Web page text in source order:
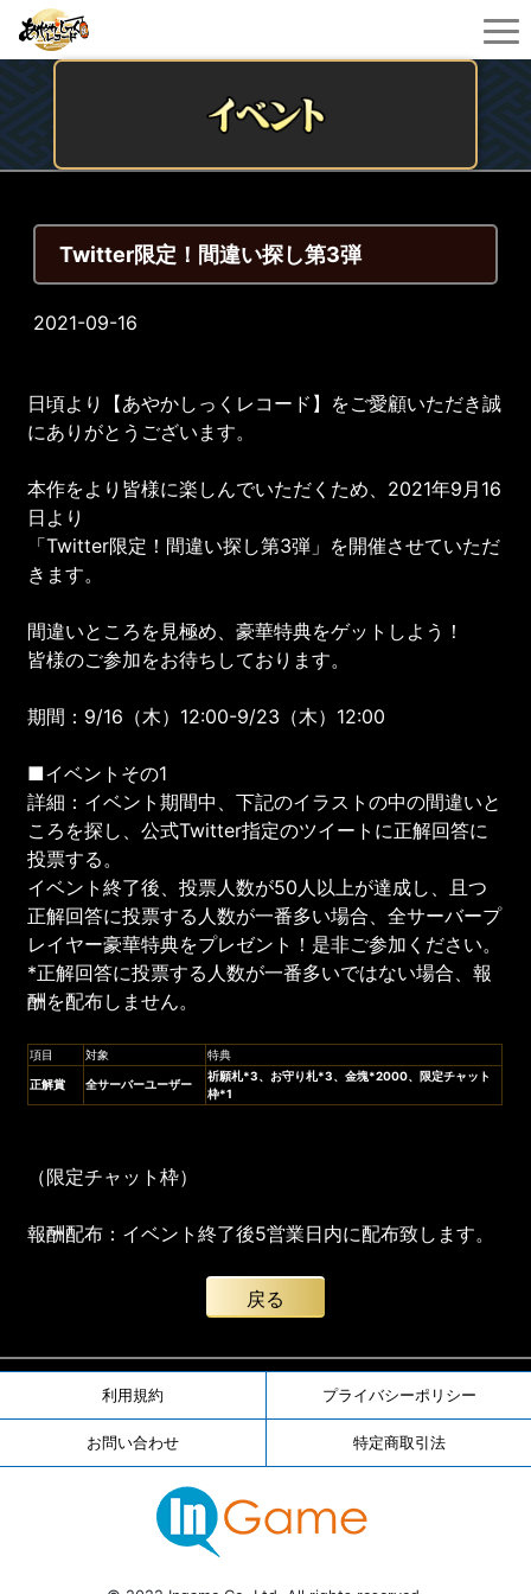
Twitter限定！間違い探し第3弾
2021-09-16
日頃より【あやかしっくレコード】をご愛顧いただき誠
にありがとうございます。
本作をより皆様に楽しんでいただくため、2021年9月16
日より
「Twitter限定！間違い探し第3弾」を開催させていただ
きます。
間違いところを見極め、豪華特典をゲットしよう！
皆様のご参加をお待ちしております。
期間：9/16（木）12:00-9/23（木）12:00
■イベントその1
詳細：イベント期間中、下記のイラストの中の間違いと
ころを探し、公式Twitter指定のツイートに正解回答に
投票する。
イベント終了後、投票人数が50人以上が達成し、且つ
正解回答に投票する人数が一番多い場合、全サーバープ
レイヤー豪華特典をプレゼント！是非ご参加ください。
*正解回答に投票する人数が一番多いではない場合、報
酬を配布しません。
項目 対象 特典
正解賞 全サーバーユーザー
祈願札*3、 お守り札*3、金塊*2000、限定チャット
枠*1
（限定チャット枠）
報酬配布：イベント終了後5営業日内に配布致します。
戻る
利用規約 プライバシーポリシー
お問い合わせ 特定商取引法